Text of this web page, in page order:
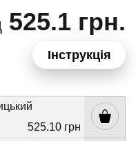
525.1 грн.
Інструкція
525.10 грн